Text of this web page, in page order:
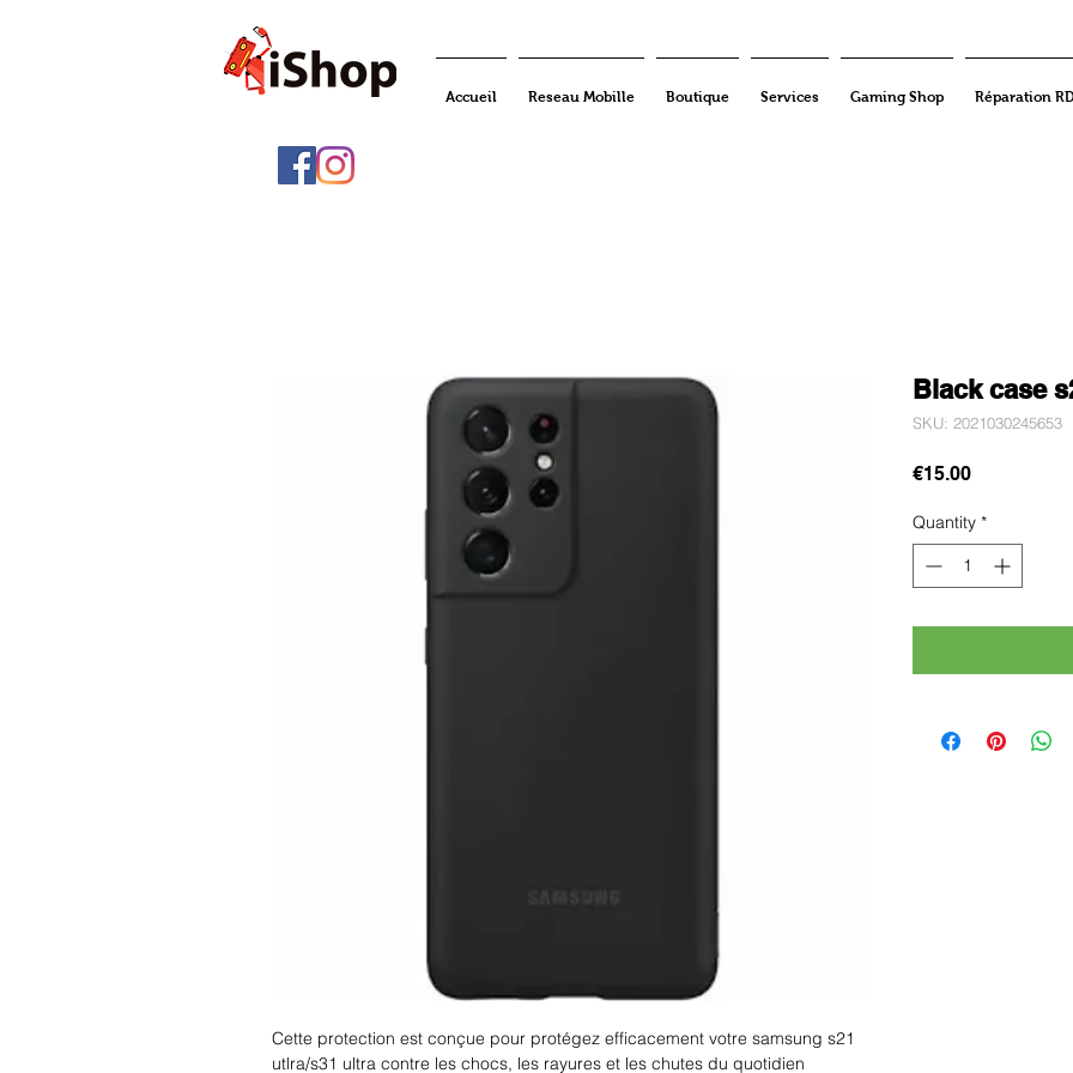
Accueil Reseau Mobille Boutique Services Gaming Shop Réparation
Cette protection est conçue pour protégez efficacement votre samsung s21
utlra/s31 ultra contre les chocs, les rayures et les chutes du quotidien
Black case
SKU: 2021030245653
€15.00Price
Quantity *